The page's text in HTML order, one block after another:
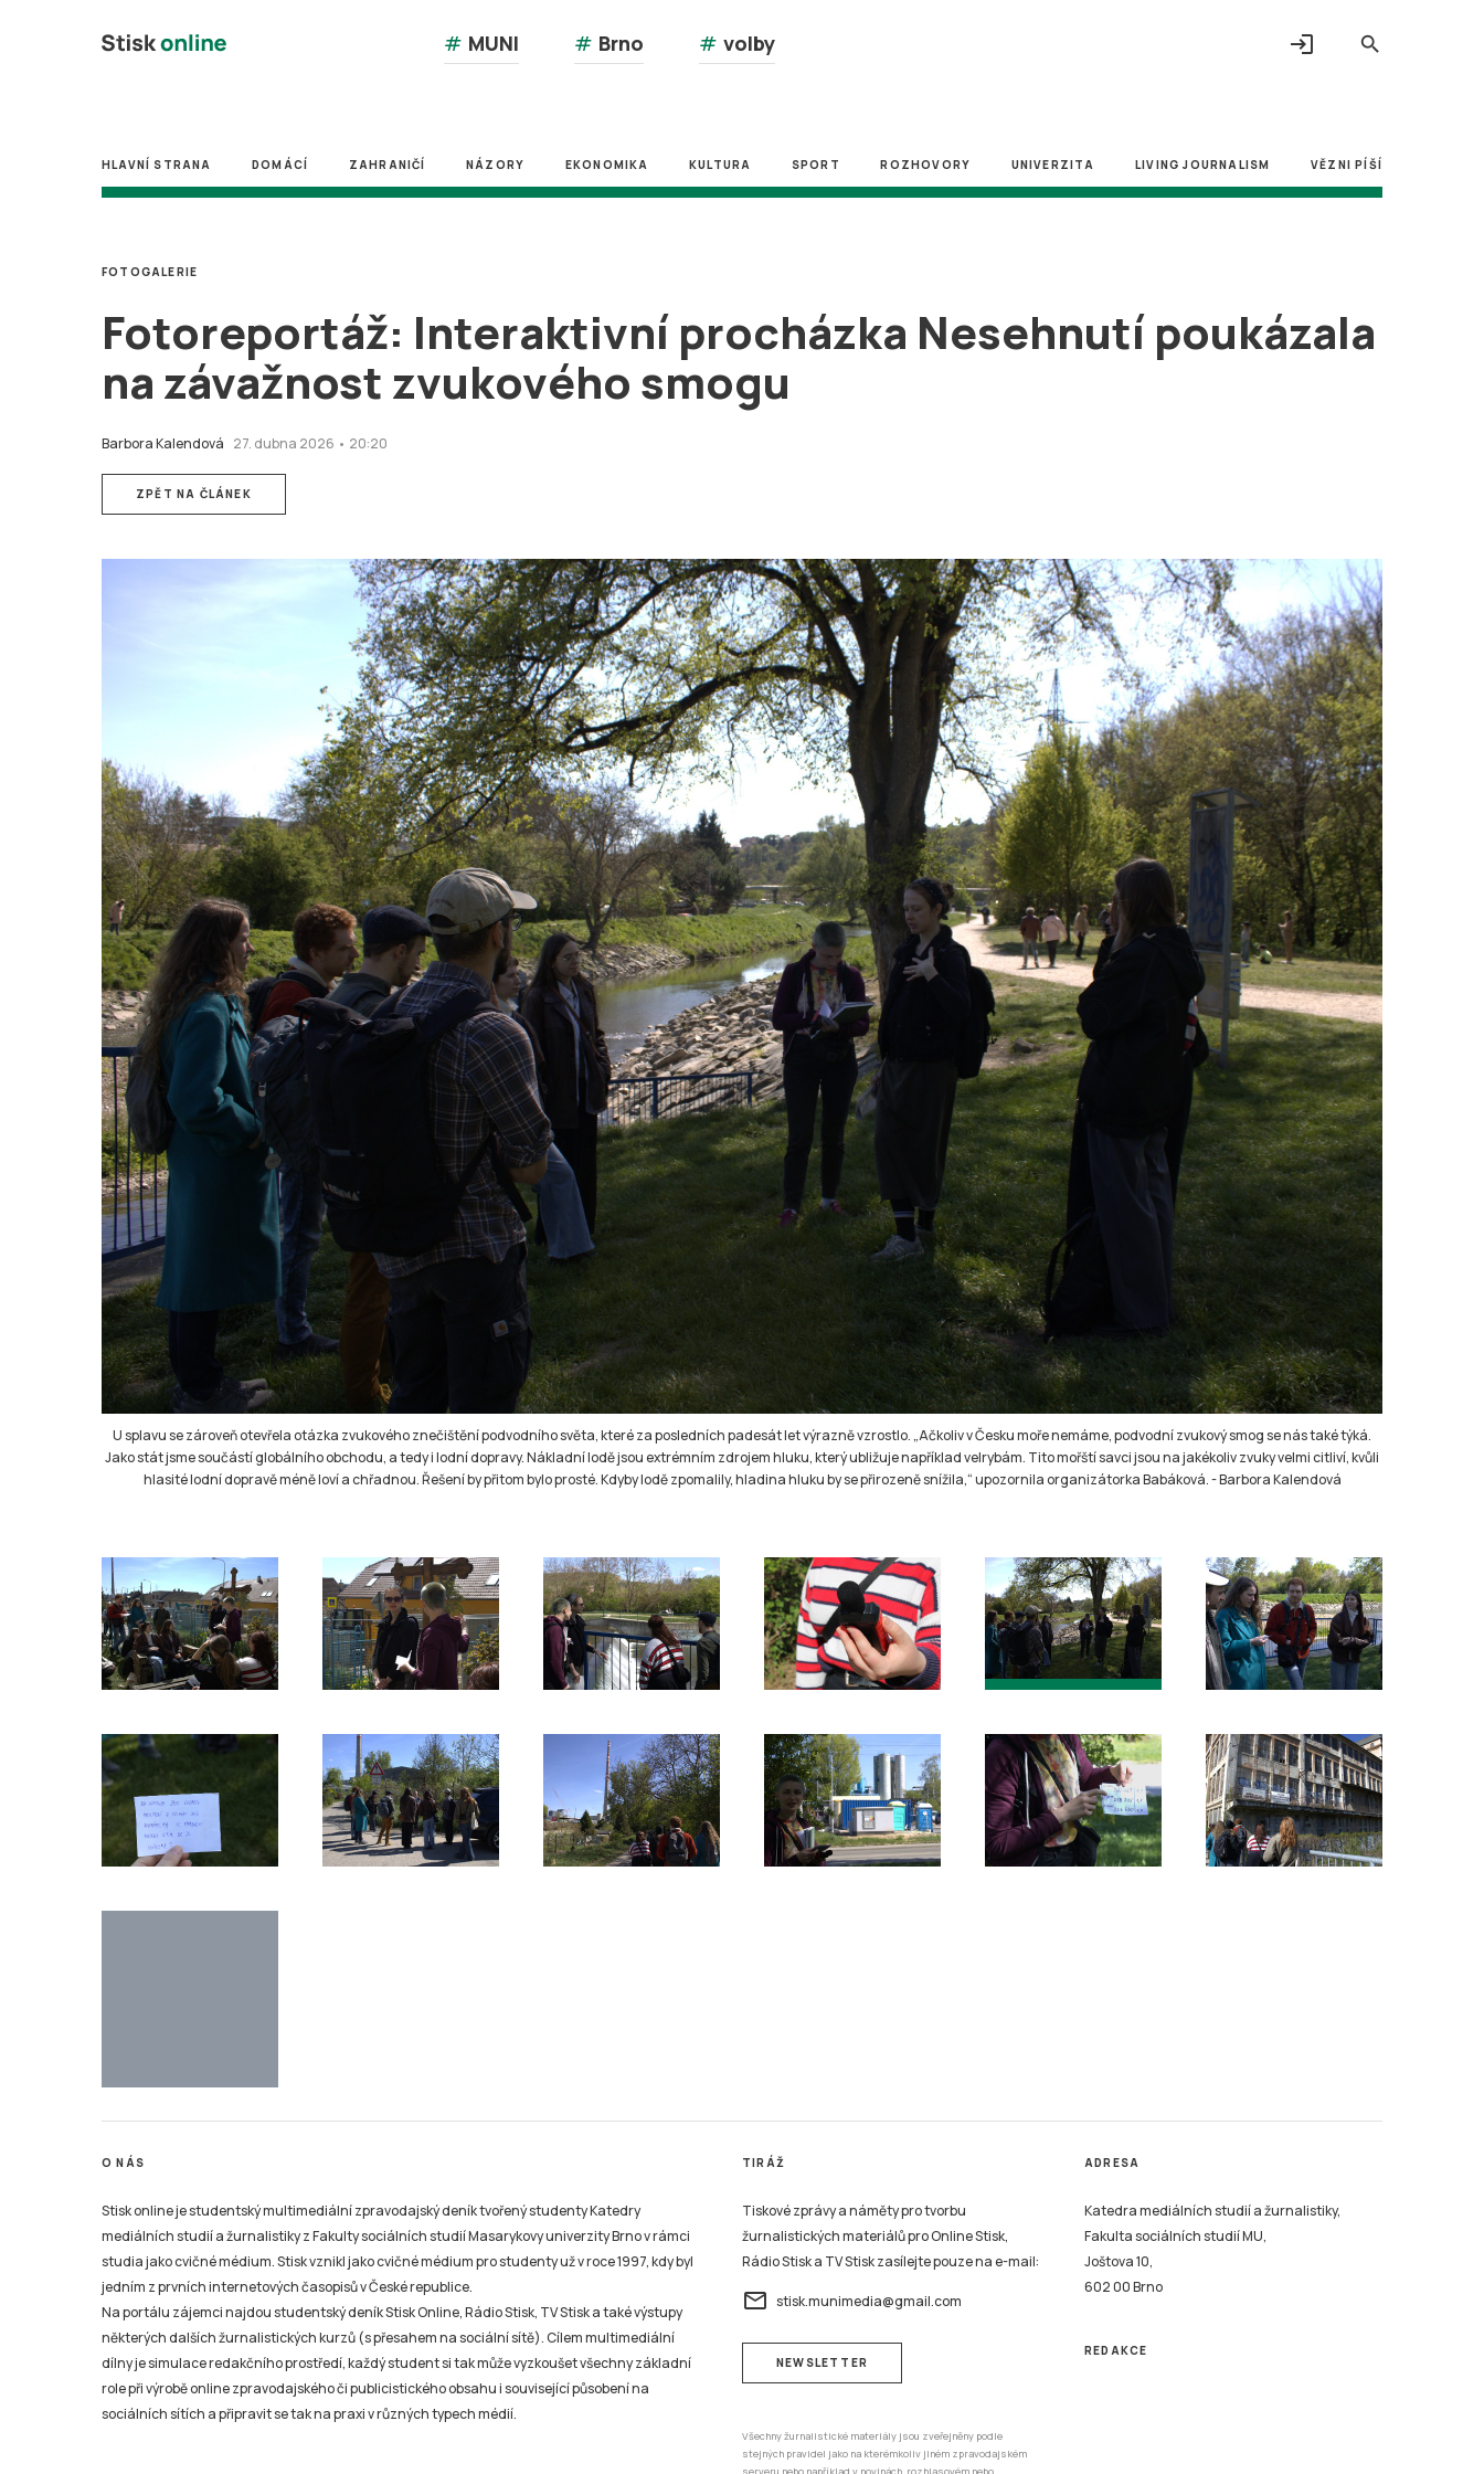
search
# MUNI # Brno # volby login
HLAVNÍ STRANA DOMÁCÍ ZAHRANIČÍ NÁZORY EKONOMIKA KULTURA SPORT ROZHOVORY UNIVERZITA LIVING JOURNALISM VĚZNI PÍŠÍ
Fotoreportáž: Interaktivní procházka Nesehnutí poukázala
na závažnost zvukového smogu
Barbora Kalendová 27. dubna 2026 • 20:20
FOTOGALERIE
ZPĚT NA ČLÁNEK
U splavu se zároveň otevřela otázka zvukového znečištění podvodního světa, které za posledních padesát let výrazně vzrostlo. „Ačkoliv v Česku moře nemáme, podvodní zvukový smog se nás také týká.
Jako stát jsme součástí globálního obchodu, a tedy i lodní dopravy. Nákladní lodě jsou extrémním zdrojem hluku, který ubližuje například velrybám. Tito mořští savci jsou na jakékoliv zvuky velmi citliví, kvůli
hlasité lodní dopravě méně loví a chřadnou. Řešení by přitom bylo prosté. Kdyby lodě zpomalily, hladina hluku by se přirozeně snížila,“ upozornila organizátorka Babáková.-Barbora Kalendová
O NÁS
Stisk online je studentský multimediální zpravodajský deník tvořený studenty Katedry
mediálních studií a žurnalistiky z Fakulty sociálních studií Masarykovy univerzity Brno v rámci
studia jako cvičné médium. Stisk vznikl jako cvičné médium pro studenty už v roce 1997, kdy byl
jedním z prvních internetových časopisů v České republice.
Na portálu zájemci najdou studentský deník Stisk Online, Rádio Stisk, TV Stisk a také výstupy
některých dalších žurnalistických kurzů (s přesahem na sociální sítě). Cílem multimediální
dílny je simulace redakčního prostředí, každý student si tak může vyzkoušet všechny základní
role při výrobě online zpravodajského či publicistického obsahu i související působení na
sociálních sítích a připravit se tak na praxi v různých typech médií.
TIRÁŽ
Tiskové zprávy a náměty pro tvorbu
žurnalistických materiálů pro Online Stisk,
Rádio Stisk a TV Stisk zasílejte pouze na e-mail:
email stisk.munimedia@gmail.com
NEWSLETTER
Všechny žurnalistické materiály jsou zveřejněny podle
stejných pravidel jako na kterémkoliv jiném zpravodajském
serveru nebo například v novinách, rozhlasovém nebo
ADRESA
Katedra mediálních studií a žurnalistiky,
Fakulta sociálních studií MU,
Joštova 10,
602 00 Brno
REDAKCE